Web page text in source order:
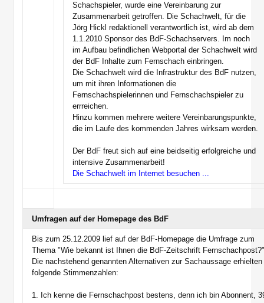
Schachspieler, wurde eine Vereinbarung zur
Zusammenarbeit getroffen. Die Schachwelt, für die
Jörg Hickl redaktionell verantwortlich ist, wird ab dem
1.1.2010 Sponsor des BdF-Schachservers. Im noch
im Aufbau befindlichen Webportal der Schachwelt wird
der BdF Inhalte zum Fernschach einbringen.
Die Schachwelt wird die Infrastruktur des BdF nutzen,
um mit ihren Informationen die
Fernschachspielerinnen und Fernschachspieler zu
errreichen.
Hinzu kommen mehrere weitere Vereinbarungspunkte,
die im Laufe des kommenden Jahres wirksam werden.
Der BdF freut sich auf eine beidseitig erfolgreiche und
intensive Zusammenarbeit!
Die Schachwelt im Internet besuchen ...
Umfragen auf der Homepage des BdF
Bis zum 25.12.2009 lief auf der BdF-Homepage die Umfrage zum
Thema "Wie bekannt ist Ihnen die BdF-Zeitschrift
Die nachstehend genannten Alternativen zur Sachaussage erhielten
folgende Stimmenzahlen:
1. Ich kenne die Fernschachpost bestens, denn ich bin Abonnent,